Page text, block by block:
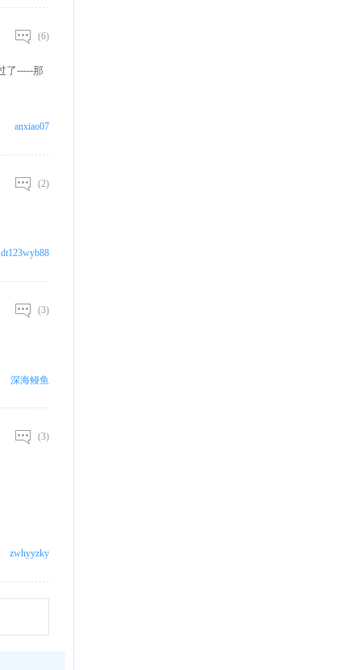
(6)
了-----那
anxiao07
(2)
dt123wyb88
(3)
深海鳗鱼
(3)
zwhyyzky